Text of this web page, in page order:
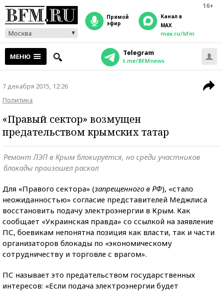
16+
Москва
прямой
эфир
Канал в
MAX
max.ru/bfm
МЕНЮ Telegram
t.me/BFMnews
7 декабря 2015, 12:26
Политика
«Правый сектор» возмущен
предательством крымских татар
Ремонт ЛЭП в Крым блокируется, но среди участников
блокады произошел раскол
Для «Правого сектора» (запрещенного в РФ), «стало
неожиданностью» согласие представителей Меджлиса
восстановить подачу электроэнергии в Крым. Как
сообщает «Украинская правда» со ссылкой на заявление
ПС, боевикам непонятна позиция как власти, так и части
организаторов блокады по «экономическому
сотрудничеству и торговле с врагом».
ПС называет это предательством государственных
интересов: «Если подача электроэнергии будет